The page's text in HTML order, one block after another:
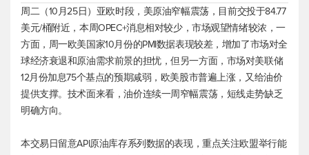
周二（10月25日）亚欧时段， 美原油窄幅震荡，目前交投于84.77
美元/桶附近，本周OPEC+消息相对较少，市场观望情绪较浓，一
方面，周一欧美国家10月份的PMI数据表现较差，增加了市场对全
球经济衰退和原油需求前景的担忧，但另一方面，市场对美联储
12月份加息75个基点的预期减弱，欧美股市普遍上涨，又给油价
提供支撑。技术面来看，油价连续一周窄幅震荡，短线走势缺乏
明确方向。
本交易日留意API原油库存系列数据的表现，重点关注欧盟举行能